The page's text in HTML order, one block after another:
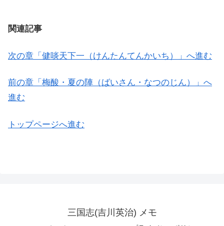
関連記事
次の章「健啖天下一（けんたんてんかいち）」へ進む
前の章「梅酸・夏の陣（ばいさん・なつのじん）」へ
進む
トップページへ進む
三国志(吉川英治) メモ